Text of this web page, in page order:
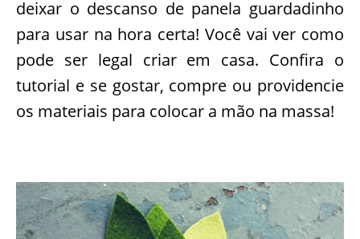
deixar o descanso de panela guardadinho
para usar na hora certa! Você vai ver como
pode ser legal criar em casa. Confira o
tutorial e se gostar, compre ou providencie
os materiais para colocar a mão na massa!